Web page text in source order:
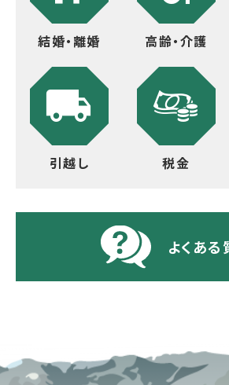
結婚・離婚 高齢・介護
引越し 税金
よくある